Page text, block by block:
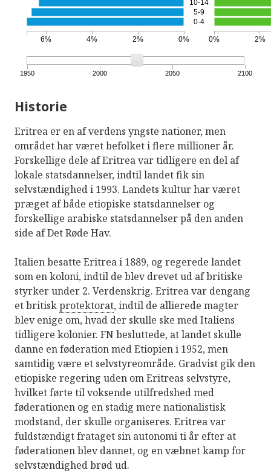
0-4
5-9
10-14
0%
2%
4%
6% 0% 2%
1950 2000 2050 2100
Historie
Eritrea er en af ​​verdens yngste nationer, men
området har været befolket i flere millioner år.
Forskellige dele af Eritrea var tidligere en del af
lokale statsdannelser, indtil landet fik sin
selvstændighed i 1993. Landets kultur har været
præget af både etiopiske statsdannelser og
forskellige arabiske statsdannelser på den anden
side af Det Røde Hav.
Italien besatte Eritrea i 1889, og regerede landet
som en koloni, indtil de blev drevet ud af britiske
styrker under 2. Verdenskrig. Eritrea var dengang
et britiskprotektorat, indtil de allierede magter
blev enige om, hvad der skulle ske med Italiens
tidligere kolonier. FN besluttede, at landet skulle
danne en føderation med Etiopien i 1952, men
samtidig være et selvstyreområde. Gradvist gik den
etiopiske regering uden om Eritreas selvstyre,
hvilket førte til voksende utilfredshed med
føderationen og en stadig mere nationalistisk
modstand, der skulle organiseres. Eritrea var
fuldstændigt frataget sin autonomi ti år efter at
føderationen blev dannet, og en væbnet kamp for
selvstændighed brød ud.